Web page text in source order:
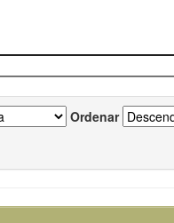
Ordenar